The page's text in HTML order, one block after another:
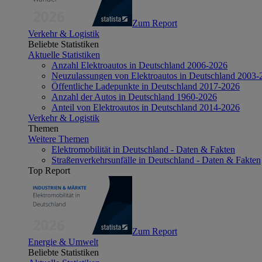
Zum Report
Verkehr & Logistik
Beliebte Statistiken
Aktuelle Statistiken
Anzahl Elektroautos in Deutschland 2006-2026
Neuzulassungen von Elektroautos in Deutschland 2003-
Öffentliche Ladepunkte in Deutschland 2017-2026
Anzahl der Autos in Deutschland 1960-2026
Anteil von Elektroautos in Deutschland 2014-2026
Verkehr & Logistik
Themen
Weitere Themen
Elektromobilität in Deutschland - Daten & Fakten
Straßenverkehrsunfälle in Deutschland - Daten & Fakten
Top Report
Zum Report
Energie & Umwelt
Beliebte Statistiken